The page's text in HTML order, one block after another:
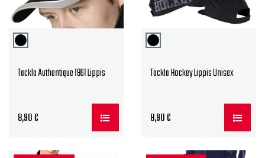
Tackla Authentique 1961 Lippis
8,90€
Tackla Hockey Lippis Unisex
8,90€